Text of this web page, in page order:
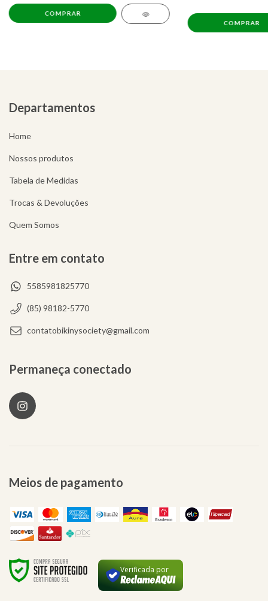
COMPRAR
COMPRAR
Departamentos
Home
Nossos produtos
Tabela de Medidas
Trocas & Devoluções
Quem Somos
Entre em contato
5585981825770
(85) 98182-5770
contatobikinysociety@gmail.com
Permaneça conectado
Meios de pagamento
Verificada por